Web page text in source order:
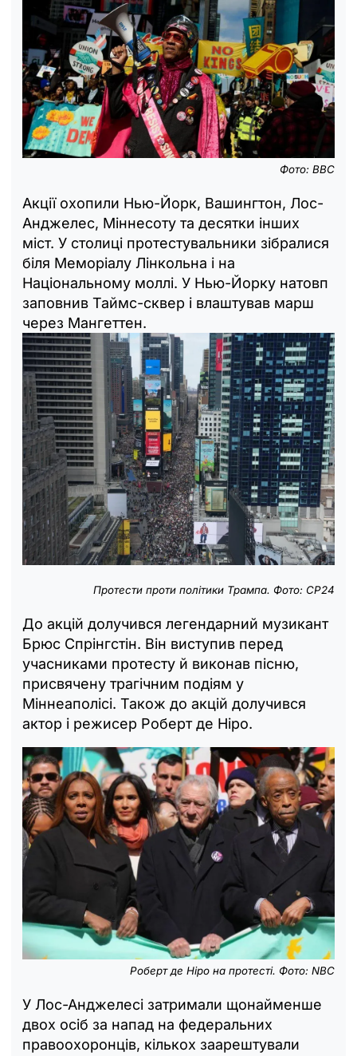
Фото: BBC
Акції охопили Нью-Йорк, Вашингтон, Лос-
Анджелес, Міннесоту та десятки інших
міст. У столиці протестувальники зібралися
біля Меморіалу Лінкольна і на
Національному моллі. У Нью-Йорку натовп
заповнив Таймс-сквер і влаштував марш
через Мангеттен.
Протести проти політики Трампа. Фото: CP24
До акцій долучився легендарний музикант
Брюс Спрінгстін. Він виступив перед
учасниками протесту й виконав пісню,
присвячену трагічним подіям у
Міннеаполісі. Також до акцій долучився
актор і режисер Роберт де Ніро.
Роберт де Ніро на протесті. Фото: NBC
У Лос-Анджелесі затримали щонайменше
двох осіб за напад на федеральних
правоохоронців, кількох заарештували